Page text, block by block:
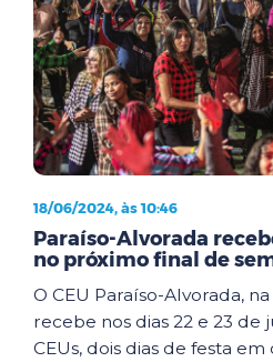
18/06/2024, às 10:46
Paraíso-Alvorada
no próximo final de
O CEU Paraíso-Alvorada,
recebe nos dias 22 e 23 de
CEUs, dois dias de festa